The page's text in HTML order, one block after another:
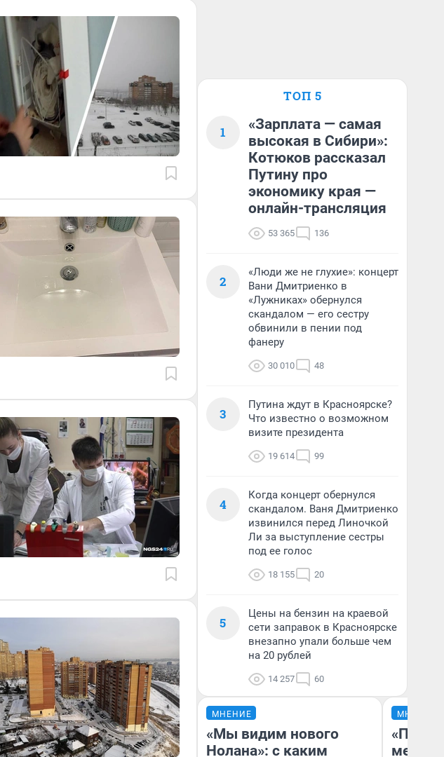
ТОП 5
1
«Зарплата — самая
высокая в Сибири»:
Котюков рассказал
Путину про
экономику края —
онлайн-трансляция
53 365 136
2
«Люди же не глухие»: концерт
Вани Дмитриенко в
«Лужниках» обернулся
скандалом — его сестру
обвинили в пении под
фанеру
30 010 48
3
Путина ждут в Красноярске?
Что известно о возможном
визите президента
19 614 99
4
Когда концерт обернулся
скандалом. Ваня Дмитриенко
извинился перед Линочкой
Ли за выступление сестры
под ее голос
18 155 20
5
Цены на бензин на краевой
сети заправок в Красноярске
внезапно упали больше чем
на 20 рублей
14 257 60
МНЕНИЕ
«Мы видим нового
Нолана»: с каким
МНЕНИЕ